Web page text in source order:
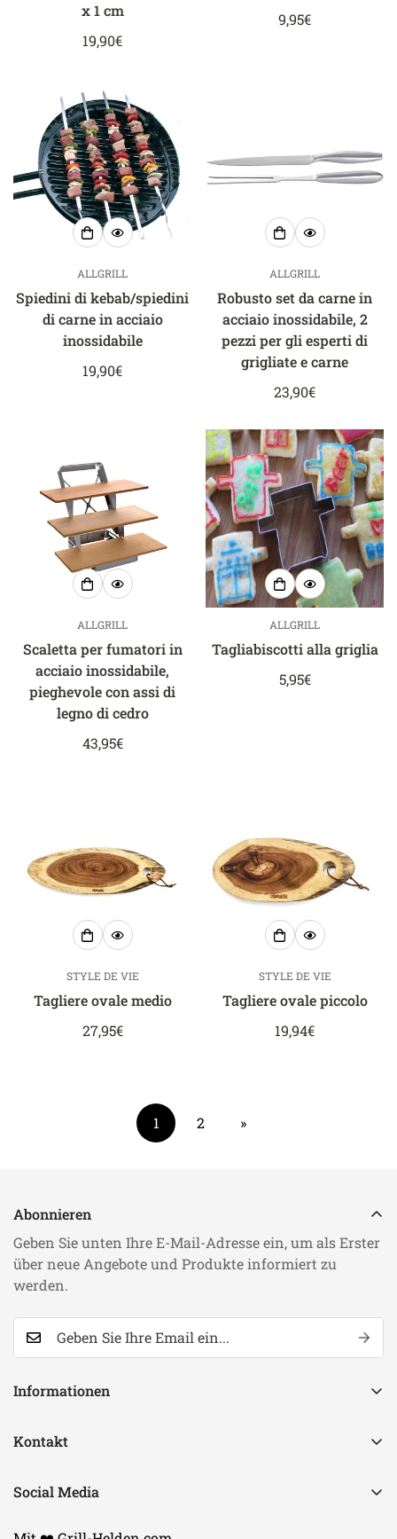
x 1 cm
Prezzo
19,90€
Prezzo
9,95€
ALLGRILL
Spiedini di kebab/spiedini
di carne in acciaio
inossidabile
Prezzo
19,90€
ALLGRILL
Robusto set da carne in
acciaio inossidabile, 2
pezzi per gli esperti di
grigliate e carne
Prezzo
23,90€
ALLGRILL
Scaletta per fumatori in
acciaio inossidabile,
pieghevole con assi di
legno di cedro
Prezzo
43,95€
ALLGRILL
Tagliabiscotti alla griglia
Prezzo
5,95€
STYLE DE VIE
Tagliere ovale medio
Prezzo
27,95€
STYLE DE VIE
Tagliere ovale piccolo
Prezzo
19,94€
1 2 »
Abonnieren
Geben Sie unten Ihre E-Mail-Adresse ein, um als Erster
über neue Angebote und Produkte informiert zu
werden.
Informationen
FAQ
Condizioni generali di contratto
Kontakt
Social Media